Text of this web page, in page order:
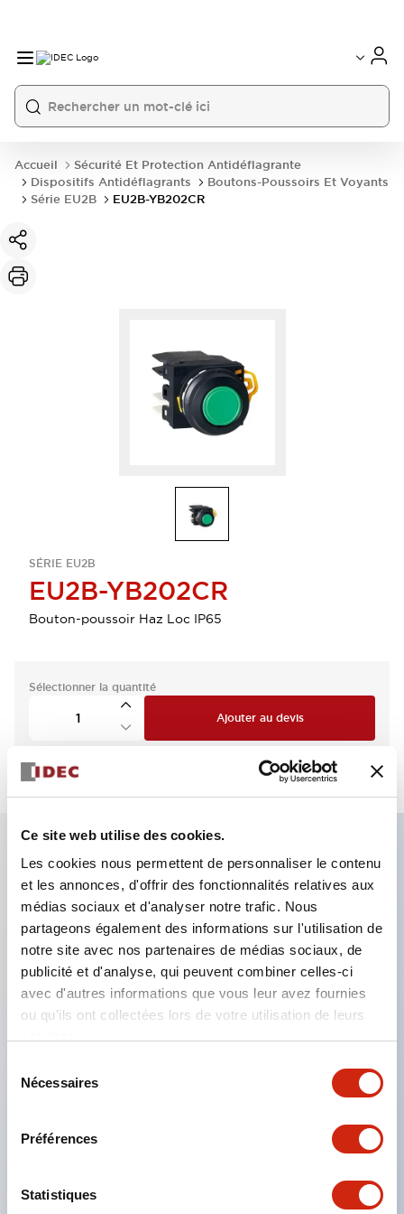
Ce site web utilise des cookies.
Les cookies nous permettent de personnaliser le contenu
et les annonces, d'offrir des fonctionnalités relatives aux
médias sociaux et d'analyser notre trafic. Nous
partageons également des informations sur l'utilisation de
notre site avec nos partenaires de médias sociaux, de
publicité et d'analyse, qui peuvent combiner celles-ci
avec d'autres informations que vous leur avez fournies
ou qu'ils ont collectées lors de votre utilisation de leurs
Nécessaires
Préférences
Statistiques
Accueil
Sécurité Et Protection Antidéflagrante
Dispositifs Antidéflagrants
Boutons-Poussoirs Et Voyants
Série EU2B
EU2B-YB202CR
SÉRIE EU2B
EU2B-YB202CR
Bouton-poussoir Haz Loc IP65
Sélectionner la quantité
Ajouter au devis
Caractéristiques clés
Applicable dans les atmosphères potentiellement
explosives
Classé Classe I, Zone 1
Homologations mondiales (UL, ATEX, CE)
Interrupteurs sélecteurs disponibles avec levier ou
Bornes à vis sécurisées contre les contacts